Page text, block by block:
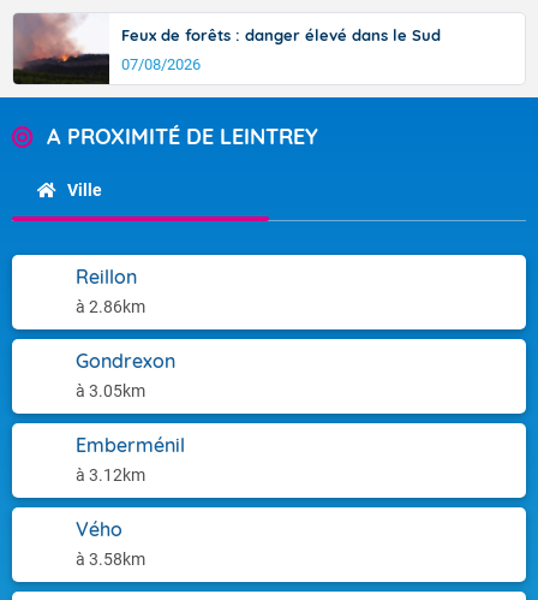
Feux de forêts : danger élevé dans le Sud
07/08/2026
A PROXIMITÉ DE LEINTREY
Ville
Reillon
à 2.86km
Gondrexon
à 3.05km
Emberménil
à 3.12km
Vého
à 3.58km